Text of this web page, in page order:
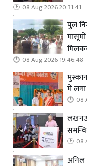
08 Aug 2026 20:31:41
पुल
08 Aug 2026 19:46:48
में
08
लखनऊ
08
अनिल